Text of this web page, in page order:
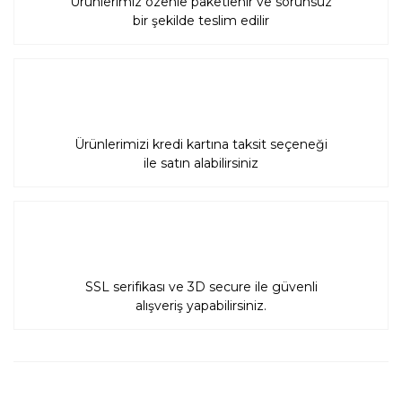
bir şekilde teslim edilir
Ürünlerimizi kredi kartına taksit seçeneği
ile satın alabilirsiniz
SSL serifikası ve 3D secure ile güvenli
alışveriş yapabilirsiniz.